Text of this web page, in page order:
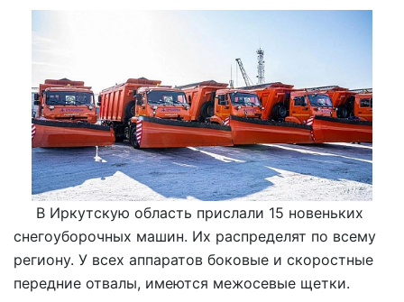
В Иркутскую область прислали 15 новеньких
снегоуборочных машин. Их распределят по всему
региону. У всех аппаратов боковые и скоростные
передние отвалы, имеются межосевые щетки.